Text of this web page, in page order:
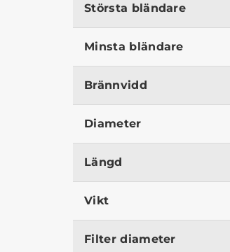
Största bländare
Minsta bländare
Brännvidd
Diameter
Längd
Vikt
Filter diameter